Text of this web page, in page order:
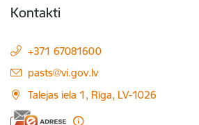
Kontakti
+371 67081600
E-pasts:
pasts@vi.gov.lv
Talejas iela 1, Rīga, LV-1026